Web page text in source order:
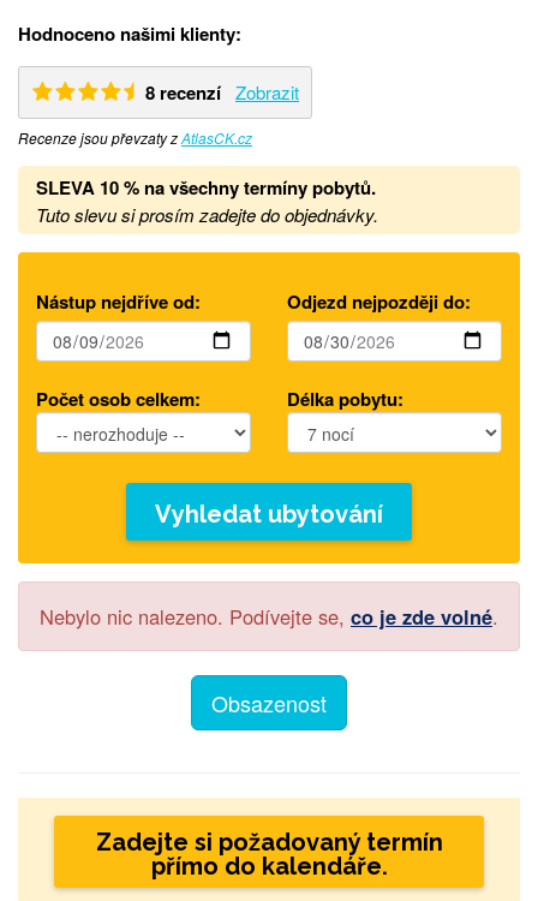
Hodnoceno našimi klienty:
8 recenzí Zobrazit
Recenze jsou převzaty zAtlasCK.cz
SLEVA 10 % na všechny termíny pobytů.
Tuto slevu si prosím zadejte do objednávky.
Nástup nejdříve od: Odjezd nejpozději do:
Počet osob celkem: Délka pobytu:
Vyhledat ubytování
Nebylo nic nalezeno. Podívejte se, co je zde volné.
Obsazenost
Zadejte si požadovaný termín
přímo do kalendáře.